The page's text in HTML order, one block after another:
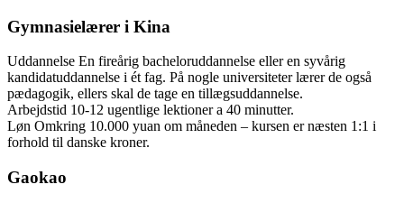
Gymnasielærer i Kina
Uddannelse En fireårig bacheloruddannelse eller en syvårig
kandidatuddannelse i ét fag. På nogle universiteter lærer de også
pædagogik, ellers skal de tage en tillægsuddannelse.
Arbejdstid 10-12 ugentlige lektioner a 40 minutter.
Løn Omkring 10.000 yuan om måneden – kursen er næsten 1:1 i
forhold til danske kroner.
Gaokao